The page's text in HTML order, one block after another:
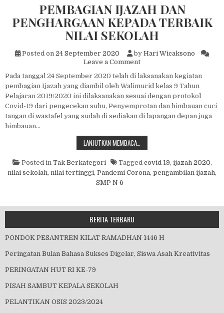
PEMBAGIAN IJAZAH DAN
PENGHARGAAN KEPADA TERBAIK
NILAI SEKOLAH
Posted on 24 September 2020 by Hari Wicaksono
Leave a Commenton PEMBAGIAN IJAZAH
Pada tanggal 24 September 2020 telah di laksanakan kegiatan
pembagian Ijazah yang diambil oleh Walimurid kelas 9 Tahun
Pelajaran 2019/2020 ini dilaksanakan sesuai dengan protokol
Covid-19 dari pengecekan suhu, Penyemprotan dan himbauan cuci
tangan di wastafel yang sudah di sediakan di lapangan depan juga
himbauan…
LANJUTKAN MEMBACA…
Posted in Tak Berkategori Tagged covid 19, ijazah 2020,
nilai sekolah, nilai tertinggi, Pandemi Corona, pengambilan ijazah,
SMP N 6
BERITA TERBARU
PONDOK PESANTREN KILAT RAMADHAN 1446 H
Peringatan Bulan Bahasa Sukses Digelar, Siswa Asah Kreativitas
PERINGATAN HUT RI KE-79
PISAH SAMBUT KEPALA SEKOLAH
PELANTIKAN OSIS 2023/2024